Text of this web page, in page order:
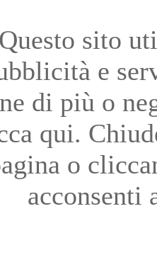
sito
e
di più o
qui.
o
acconsenti